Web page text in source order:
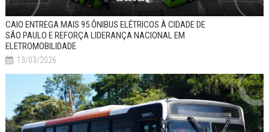
CAIO ENTREGA MAIS 95 ÔNIBUS ELÉTRICOS À CIDADE DE
SÃO PAULO E REFORÇA LIDERANÇA NACIONAL EM
ELETROMOBILIDADE
13/03/2026